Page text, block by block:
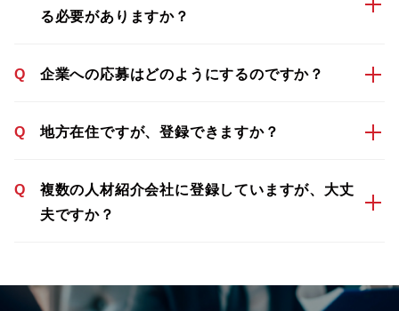
る必要がありますか？
Q 企業への応募はどのようにするのですか？
Q 地方在住ですが、登録できますか？
Q
複数の人材紹介会社に登録していますが、大丈
夫ですか？